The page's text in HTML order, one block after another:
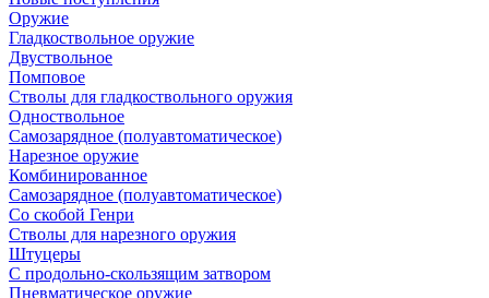
Оружие
Гладкоствольное оружие
Двуствольное
Помповое
Стволы для гладкоствольного оружия
Одноствольное
Самозарядное (полуавтоматическое)
Нарезное оружие
Комбинированное
Самозарядное (полуавтоматическое)
Со скобой Генри
Стволы для нарезного оружия
Штуцеры
С продольно-скользящим затвором
Пневматическое оружие